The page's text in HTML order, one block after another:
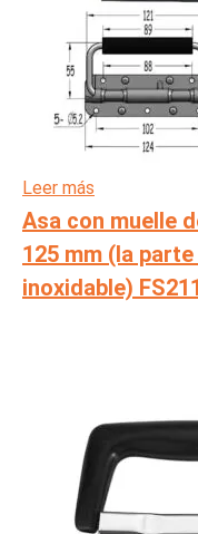
Leer más
Asa con muelle
125 mm (la
inoxidable)